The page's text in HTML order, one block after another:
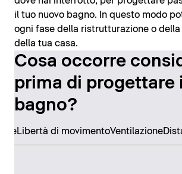
il tuo nuovo bagno. In questo modo
ogni fase della ristrutturazione o
della tua casa.
Cosa occorre
prima di progettare
bagno?
Libertà di movimentoVentilazione